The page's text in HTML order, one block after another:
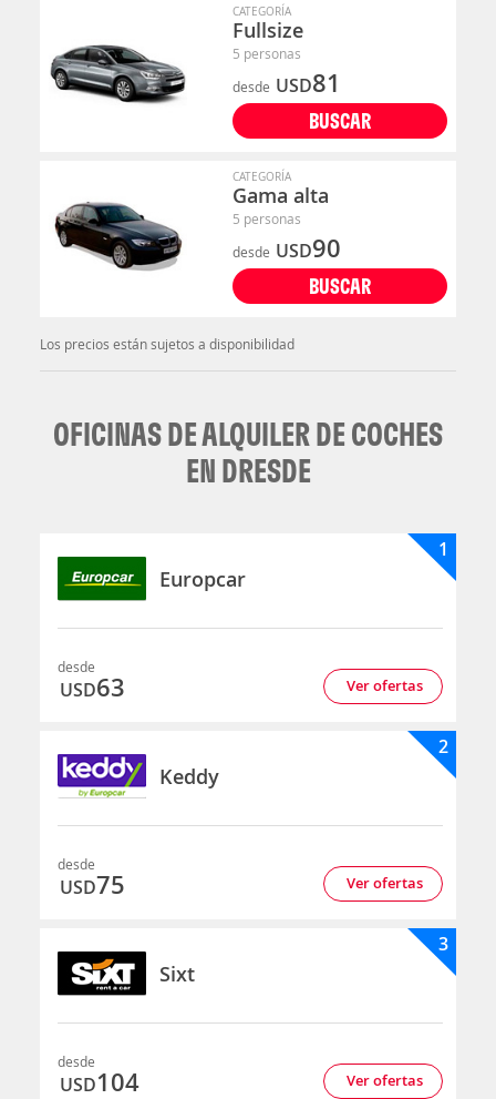
CATEGORÍA
Fullsize
5 personas
desde USD81
BUSCAR
CATEGORÍA
Gama alta
5 personas
desde USD90
BUSCAR
Los precios están sujetos a disponibilidad
OFICINAS DE ALQUILER DE COCHES
EN DRESDE
Europcar
1
desde
USD63 Ver ofertas
Keddy
2
desde
USD75 Ver ofertas
Sixt
3
desde
USD104 Ver ofertas